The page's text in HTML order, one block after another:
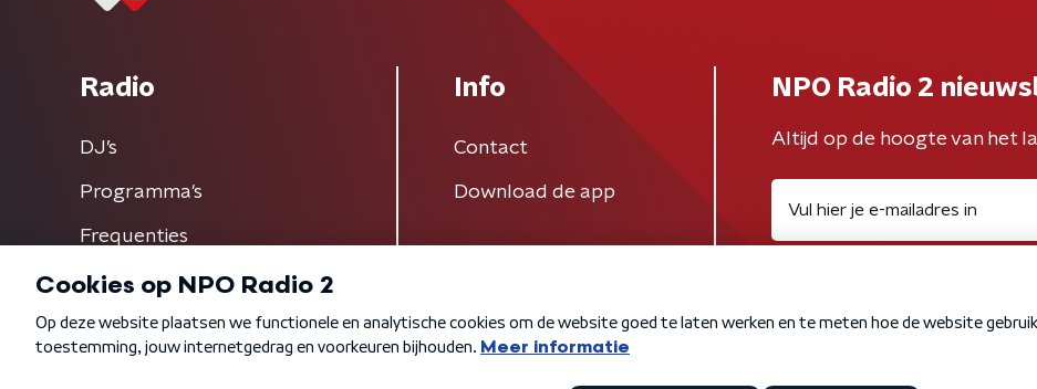
Radio
DJ’s
Programma's
Frequenties
Info
Contact
Download de app
NPO Radio 2
Altijd op de hoogte van het
Algemene voorwaarden Privacybeleid